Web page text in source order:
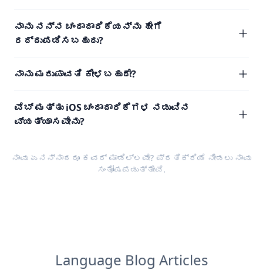
ನಾನು ನನ್ನ ಚಂದಾದಾರಿಕೆಯನ್ನು ಹೇಗೆ
ರದ್ದುಪಡಿಸಬಹುದು?
ನಾನು ಮರುಪಾವತಿ ಕೇಳಬಹುದೇ?
ವೆಬ್ ಮತ್ತು iOS ಚಂದಾದಾರಿಕೆಗಳ ನಡುವಿನ
ವ್ಯತ್ಯಾಸವೇನು?
ನಾವು ಏನನ್ನಾದರೂ ಕವರ್ ಮಾಡಿಲ್ಲವೇ? ಪ್ರತಿಕ್ರಿಯೆ ನೀಡಲು ನಾವು
ಸಂತೋಷಪಡುತ್ತೇವೆ.
Language Blog Articles